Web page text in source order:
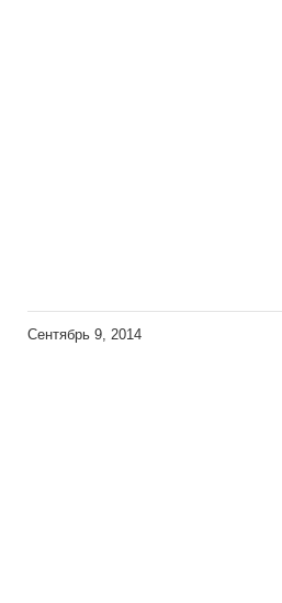
Сентябрь 9, 2014